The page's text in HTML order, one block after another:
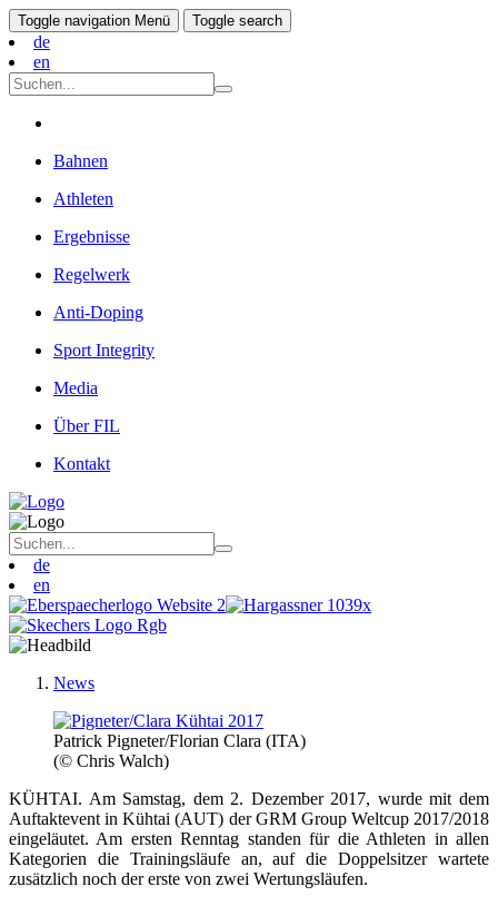
Toggle navigation Menü Toggle search
de
en
Bahnen
Athleten
Ergebnisse
Regelwerk
Anti-Doping
Sport Integrity
Media
Über FIL
Kontakt
de
en
News
Patrick Pigneter/Florian Clara (ITA)
(© Chris Walch)
KÜHTAI. Am Samstag, dem 2. Dezember 2017, wurde mit dem
Auftaktevent in Kühtai (AUT) der GRM Group Weltcup 2017/2018
eingeläutet. Am ersten Renntag standen für die Athleten in allen
Kategorien die Trainingsläufe an, auf die Doppelsitzer wartete
zusätzlich noch der erste von zwei Wertungsläufen.